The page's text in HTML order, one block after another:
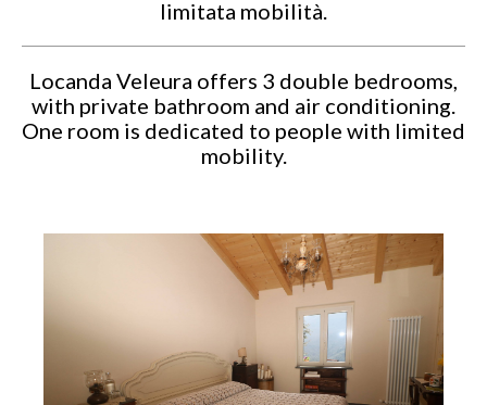
limitata mobilità.
Locanda Veleura offers 3 double bedrooms,
with private bathroom and air conditioning.
One room is dedicated to people with limited
mobility.